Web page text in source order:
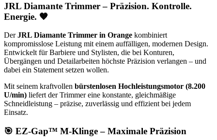
JRL Diamante Trimmer – Präzision. Kontrolle.
Energie. 🧡
DerJRL Diamante Trimmer in Orange kombiniert
kompromisslose Leistung mit einem auffälligen, modernen Design.
Entwickelt für Barbiere und Stylisten, die bei Konturen,
Übergängen und Detailarbeiten höchste Präzision verlangen – und
dabei ein Statement setzen wollen.
Mit seinem kraftvollen bürstenlosen Hochleistungsmotor (8.200
U/min) liefert der Trimmer eine konstante, gleichmäßige
Schneidleistung – präzise, zuverlässig und effizient bei jedem
Einsatz.
🎯 EZ-Gap™ M-Klinge – Maximale Präzision